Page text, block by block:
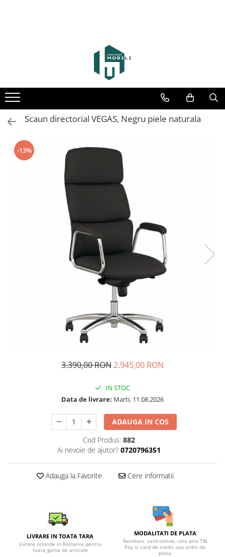
Scaun directorial VEGAS, Negru piele naturala
-13%
3.390,00 RON2.945,00 RON
IN STOC
Data de livrare: Marti, 11.08.2026
ADAUGA IN COS
Cod Produs: 882
Ai nevoie de ajutor? 0720796351
Adauga la Favorite Cere informatii
LIVRARE IN TOATA TARA
Livrare oriunde in Romania pentru
toata gama de articole
MODALITATI DE PLATA
Ramburs, card online, rate prin TBI
Pay si card de credit sau ordin de
plata